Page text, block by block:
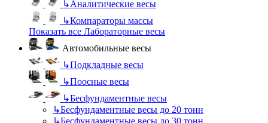
↳Аналитические весы
↳Компараторы массы
Показать все Лабораторные весы
Автомобильные весы
↳Подкладные весы
↳Поосные весы
↳Бесфундаментные весы
↳Бесфундаментные весы до 20 тонн
↳Бесфундаментные весы до 30 тонн